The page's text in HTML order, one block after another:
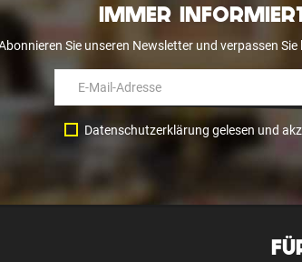
IMMER
Sie unseren Newsletter und verpassen
Datenschutzerklärung gelesen und